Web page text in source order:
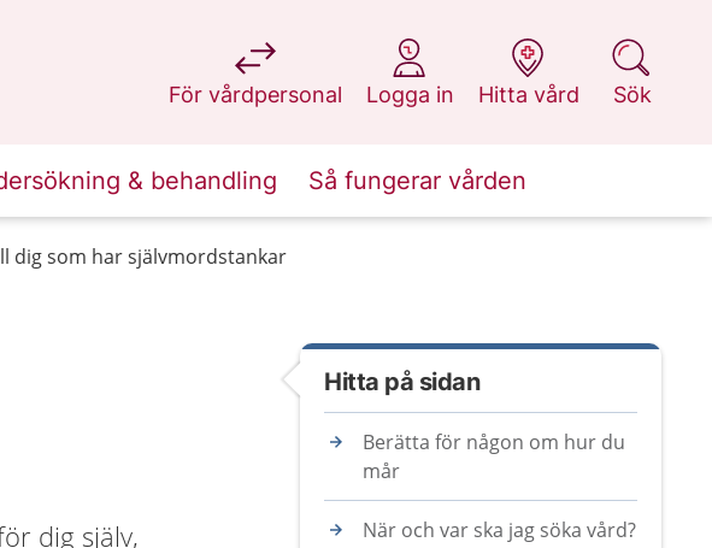
För vårdpersonal
på 1177.se
Logga in
på 1177.se
Hitta vård
på 1177.se
Sök
på 1177.se
& behandling Så fungerar vården
dig som har självmordstankar
dig själv,
Hitta på sidan
Berätta för någon om hur du
mår
När och var ska jag söka vård?